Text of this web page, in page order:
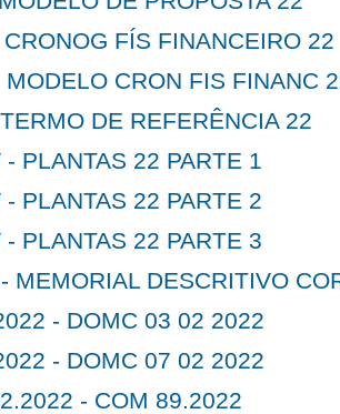
FÍS FINANCEIRO 22
CRON FIS FINANC
DE REFERÊNCIA 22
PLANTAS 22 PARTE 1
PLANTAS 22 PARTE 2
PLANTAS 22 PARTE 3
MEMORIAL DESCRITIVO
- DOMC 03 02 2022
- DOMC 07 02 2022
- COM 89.2022